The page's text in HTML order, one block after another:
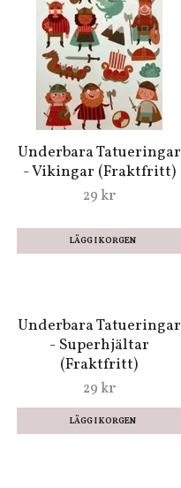
Underbara Tatueringar
- Vikingar (Fraktfritt)
29 kr